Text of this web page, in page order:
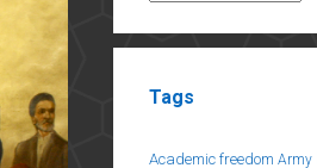
Tags
Academic freedom Army